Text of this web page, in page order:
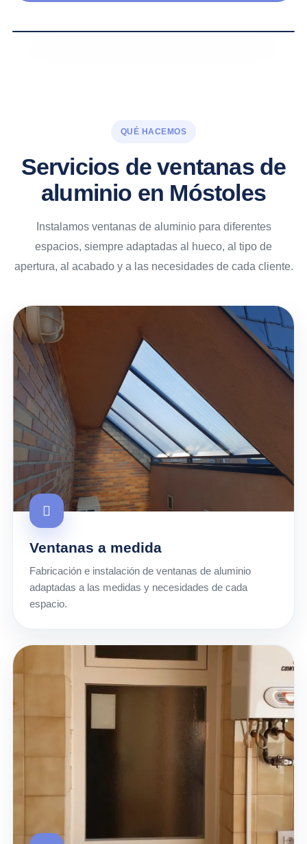
QUÉ HACEMOS
Servicios de ventanas de
aluminio en Móstoles
Instalamos ventanas de aluminio para diferentes
espacios, siempre adaptadas al hueco, al tipo de
apertura, al acabado y a las necesidades de cada cliente.
Ventanas a medida
Fabricación e instalación de ventanas de aluminio
adaptadas a las medidas y necesidades de cada
espacio.